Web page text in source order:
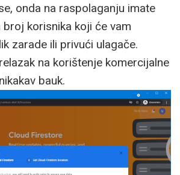
onda na raspolaganju imate
korisnika koji će vam
zarade ili privući ulagače.
na korištenje komercijalne
bauk.